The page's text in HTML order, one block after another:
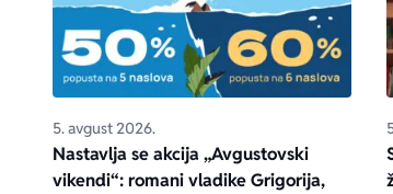
5. avgust 2026.
Nastavlja se akcija „Avgustovski
vikendi“: romani vladike Grigorija,